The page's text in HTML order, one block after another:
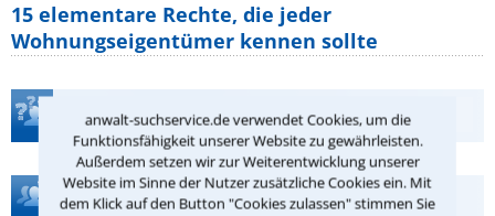
anwalt-suchservice.de verwendet Cookies, um die
Funktionsfähigkeit unserer Website zu gewährleisten.
Außerdem setzen wir zur Weiterentwicklung unserer
Website im Sinne der Nutzer zusätzliche Cookies ein. Mit
dem Klick auf den Button "Cookies zulassen" stimmen Sie
15 elementare Rechte, die jeder
Wohnungseigentümer kennen sollte
Teste Dein Rechtswissen
Hilfe bei Ihrer Anwaltsuche?